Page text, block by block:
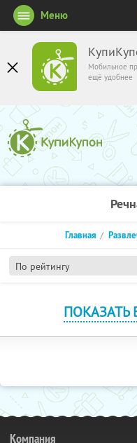
Мобильное
ещё удобнее
Меню
По рейтингу
Главная
Компания